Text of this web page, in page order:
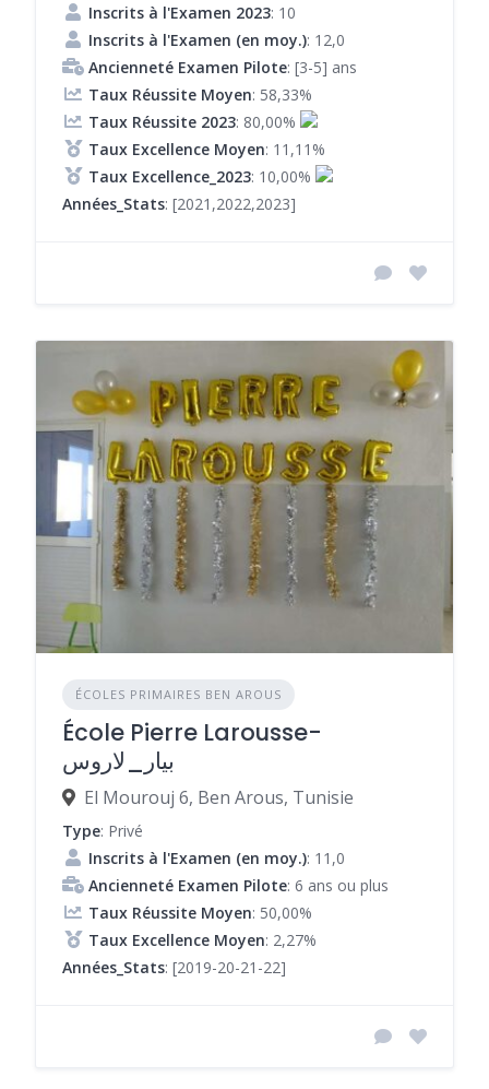
Inscrits à l'Examen 2023: 10
Inscrits à l'Examen (en moy.): 12,0
Ancienneté Examen Pilote: [3-5] ans
Taux Réussite Moyen: 58,33%
Taux Réussite 2023: 80,00%
Taux Excellence Moyen: 11,11%
Taux Excellence_2023: 10,00%
Années_Stats: [2021,2022,2023]
ÉCOLES PRIMAIRES BEN AROUS
École Pierre Larousse-
بيار_لاروس
El Mourouj 6, Ben Arous, Tunisie
Type: Privé
Inscrits à l'Examen (en moy.): 11,0
Ancienneté Examen Pilote: 6 ans ou plus
Taux Réussite Moyen: 50,00%
Taux Excellence Moyen: 2,27%
Années_Stats: [2019-20-21-22]